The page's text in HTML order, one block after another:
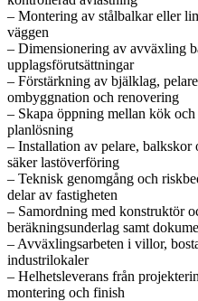
– Montering av stålbalkar eller
väggen
– Dimensionering av avväxling
upplagsförutsättningar
– Förstärkning av bjälklag,
ombyggnation och renovering
– Skapa öppning mellan kök
planlösning
– Installation av pelare, balkskor
säker lastöverföring
– Teknisk genomgång och
delar av fastigheten
– Samordning med konstruktör
beräkningsunderlag samt
– Avväxlingsarbeten i villor,
industrilokaler
– Helhetsleverans från
montering och finish